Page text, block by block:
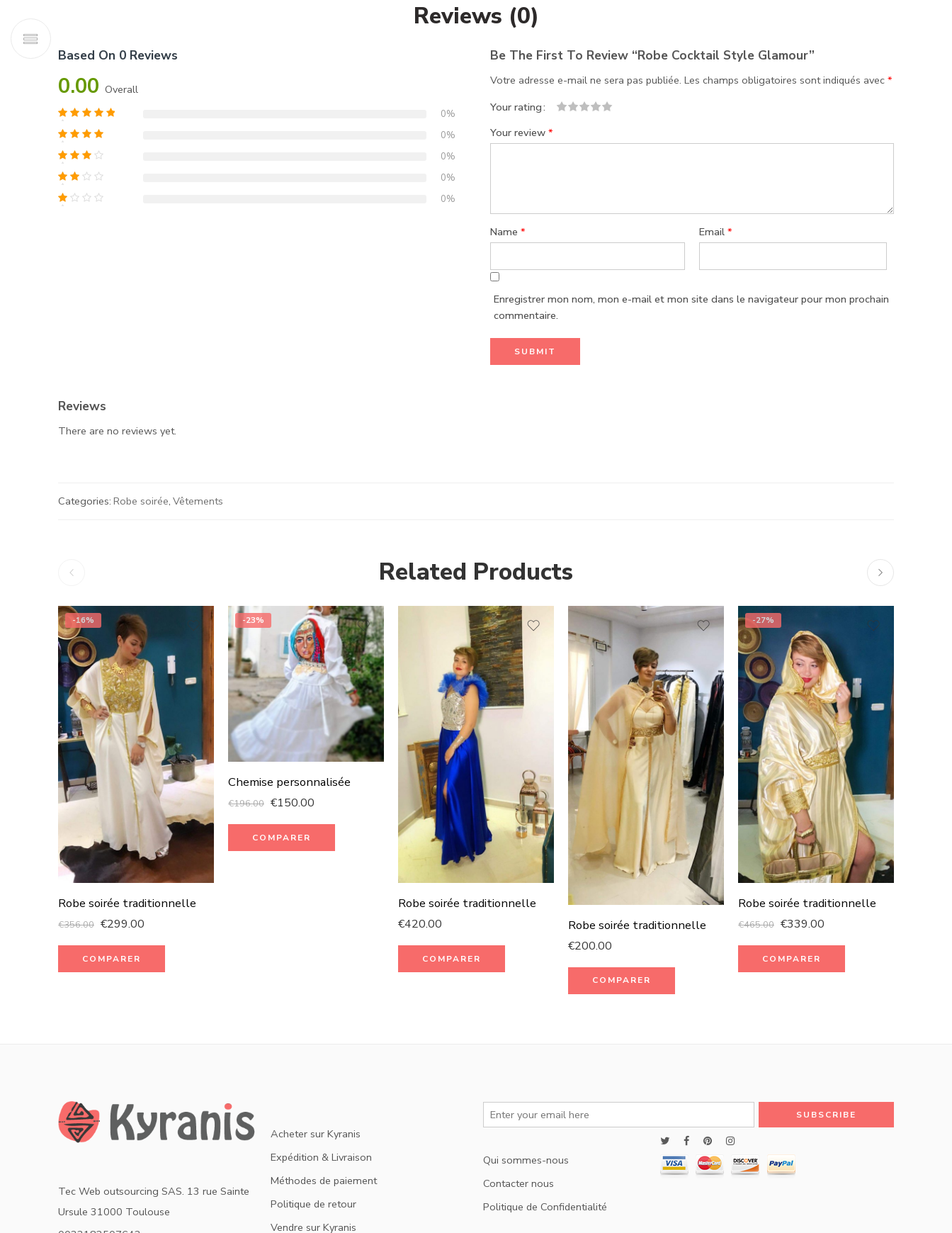
Reviews (0)
Based On 0 Reviews
0.00 Overall
0%
0%
0%
0%
0%
Be The First To Review “Robe Cocktail Style Glamour”
Votre adresse e-mail ne sera pas publiée. Les champs obligatoires sont indiqués avec *
Your rating
Your review *
Name * Email *
Enregistrer mon nom, mon e-mail et mon site dans le navigateur pour mon prochain
commentaire.
Reviews
There are no reviews yet.
Categories: Robe soirée, Vêtements
Related Products
-16%
Robe soirée traditionnelle
€356.00 €299.00
COMPARER
-23%
Chemise personnalisée
€196.00 €150.00
COMPARER
Robe soirée traditionnelle
€420.00
COMPARER
Robe soirée traditionnelle
€200.00
COMPARER
-27%
Robe soirée traditionnelle
€465.00 €339.00
COMPARER
Tec Web outsourcing SAS. 13 rue Sainte
Ursule 31000 Toulouse
Acheter sur Kyranis
Expédition & Livraison
Méthodes de paiement
Politique de retour
Vendre sur Kyranis
Qui sommes-nous
Contacter nous
Politique de Confidentialité